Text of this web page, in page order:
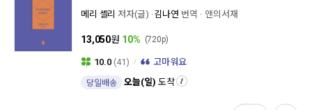
메리 셸리 저자(글) 김나연 번역 앤의서재
13,050원 10% (720p)
10.0 (41) 고마워요
당일배송 오늘(일) 도착